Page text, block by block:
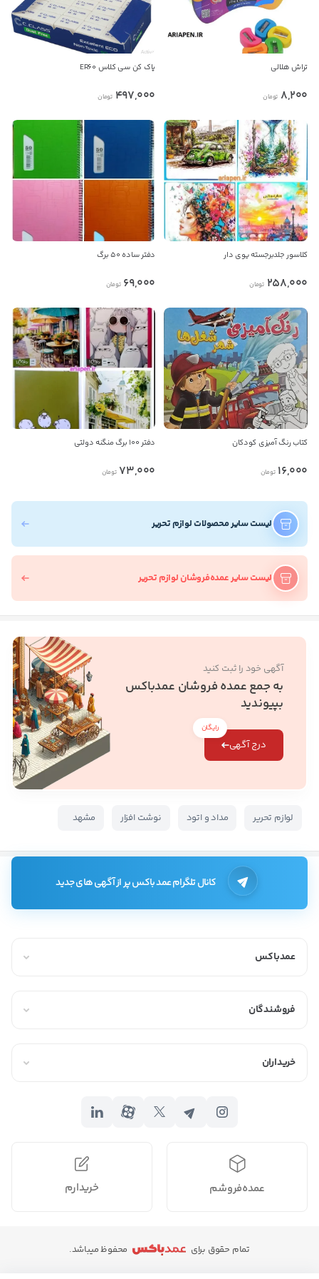
تراش هلالی
8,200 تومان
پاک کن سی کلاس ER60
497,000 تومان
کلاسور جلدبرجسته یوی دار
258,000 تومان
دفتر ساده 50 برگ
69,000 تومان
کتاب رنگ آمیزی کودکان
16,000 تومان
دفتر 100 برگ منگنه دولتی
73,000 تومان
لیست سایر محصولات لوازم تحریر
لیست سایر عمده‌فروشان لوازم تحریر
آگهی خود را ثبت کنید
به جمع عمده فروشان عمدباکس
بپیوندید
درج آگهی
رایگان
لوازم تحریر مداد و اتود نوشت افزار مشهد
کانال تلگرام عمد باکس پر از آگهی های جدید
عمدباکس
فروشندگان
خریداران
عمده‌فروشم خریدارم
تمام حقوق برای محفوظ میباشد.